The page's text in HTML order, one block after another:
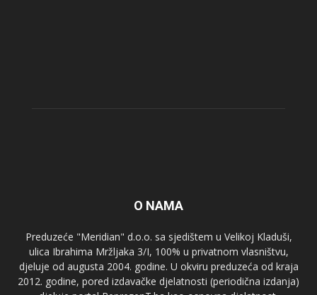
O NAMA
Preduzeće "Meridian" d.o.o. sa sjedištem u Velikoj Kladuši,
ulica Ibrahima Mržljaka 3/I, 100% u privatnom vlasništvu,
djeluje od augusta 2004. godine. U okviru preduzeća od kraja
2012. godine, pored izdavačke djelatnosti (periodična izdanja)